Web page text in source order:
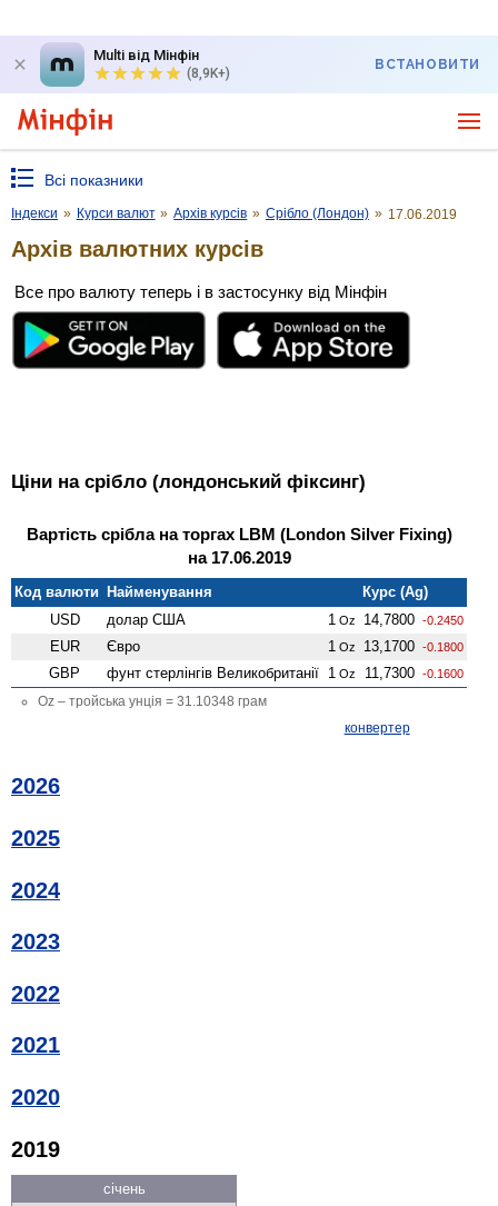
Multi від Мінфін
(8,9K+)
ВСТАНОВИТИ
Всі показники
Індекси » Курси валют » Архів курсів » Срібло (Лондон) » 17.06.2019
Архів валютних курсів
Все про валюту теперь і в застосунку від Мінфін
Ціни на срібло (лондонський фіксинг)
Вартість срібла на торгах LBM (London Silver Fixing)
на 17.06.2019
Код валюти Найменування
Курс (Ag)
USD
долар США 1 Oz 14,7800 -0.2450
EUR Євро 1 Oz 13,1700 -0.1800
GBP фунт стерлінгів Велико­британії 1 Oz 11,7300 -0.1600
Oz – тройська унція = 31.10348 грам
конвертер
2026
2025
2024
2023
2022
2021
2020
2019
січень